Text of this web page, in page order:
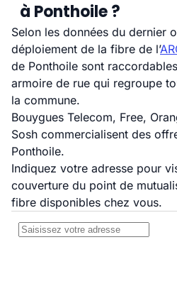
à Ponthoile ?
Selon les données du dernier
déploiement de la fibre de l’
de Ponthoile sont
armoire de rue qui regroupe
la commune.
Bouygues Telecom, Free,
Sosh commercialisent des
Ponthoile.
Indiquez votre adresse pour
couverture du point de
fibre disponibles chez vous.